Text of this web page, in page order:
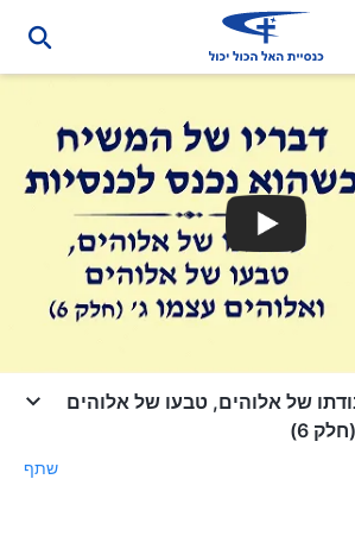
של אלוהים, טבעו של אלוהים
6)
שתף